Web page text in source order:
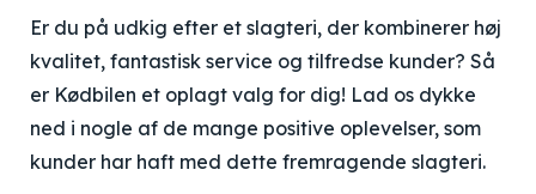
Er du på udkig efter et slagteri, der kombinerer høj
kvalitet, fantastisk service og tilfredse kunder? Så
er Kødbilen et oplagt valg for dig! Lad os dykke
ned i nogle af de mange positive oplevelser, som
kunder har haft med dette fremragende slagteri.